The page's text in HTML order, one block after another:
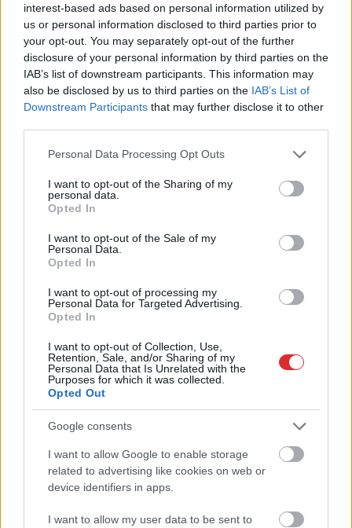
interest-based ads based on personal information utilized by
us or personal information disclosed to third parties prior to
your opt-out. You may separately opt-out of the further
disclosure of your personal information by third parties on the
IAB’s list of downstream participants. This information may
also be disclosed by us to third parties on the IAB’s List of
Downstream Participants that may further disclose it to other
Please note that this website/app uses one or more Google
not limited to your visit or usage behaviour. You may click to
grant or deny consent to Google and its third-party tags to
use your data for below specified purposes in below Google
consent section.
Personal Data Processing Opt Outs
I want to opt-out of the Sharing of my
personal data.
Opted In
I want to opt-out of the Sale of my
Personal Data.
Opted In
I want to opt-out of processing my
Personal Data for Targeted Advertising.
Opted In
I want to opt-out of Collection, Use,
Retention, Sale, and/or Sharing of my
Personal Data that Is Unrelated with the
Purposes for which it was collected.
Opted Out
Google consents
I want to allow Google to enable storage
related to advertising like cookies on web or
device identifiers in apps.
I want to allow my user data to be sent to
Bauskā visa skolas
vadība iesniedz
atlūgumus –
pašvaldība steidzami
lemj par reorganizāciju
Latviju šodien skars
laikapstākļu kontrasti –
vienuviet +30, citviet
plosīsies negaiss
Atcelt Ziņot